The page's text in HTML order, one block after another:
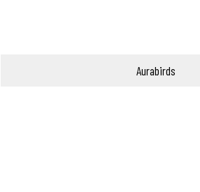
Aurabirds